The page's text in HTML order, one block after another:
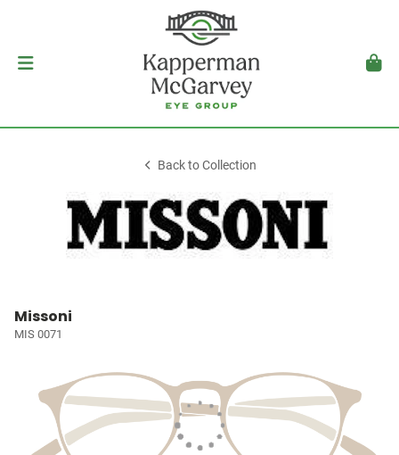
Back to Collection
Missoni
MIS 0071